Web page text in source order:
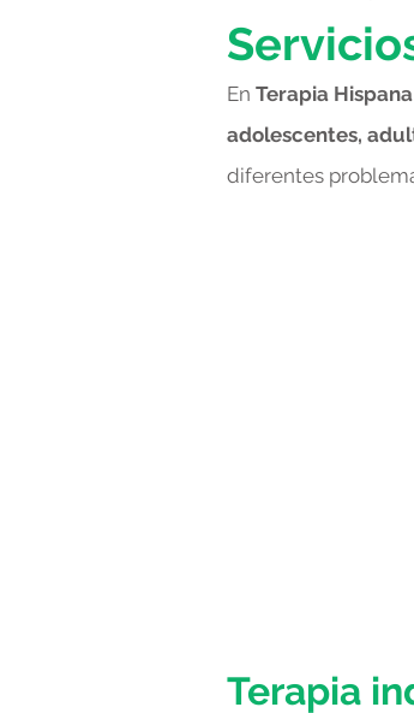
En Terapia Hispana
adolescentes,
diferentes
Terapia